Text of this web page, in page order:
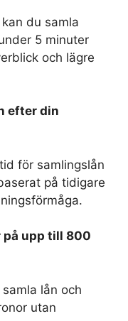
du samla
5 minuter
och lägre
efter din
för samlingslån
på tidigare
på upp till 800
lån och
utan